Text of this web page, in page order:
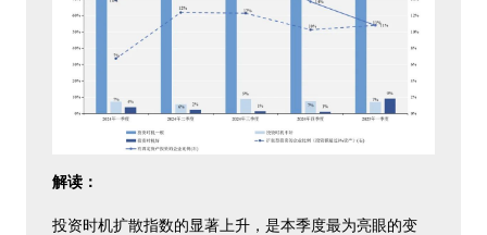
解读：
投资时机扩散指数的显著上升，是本季度最为亮眼的变